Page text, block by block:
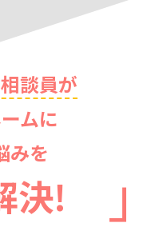
談員が
ムに
みを
決!